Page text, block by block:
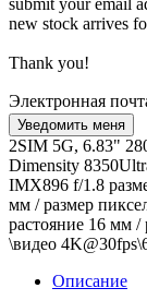
submit your email
new stock arrives
Thank you!
Электронная
2SIM 5G, 6.83"
Dimensity
IMX896 f/1.8
мм / размер
растояние 16 мм /
\видео
Описание